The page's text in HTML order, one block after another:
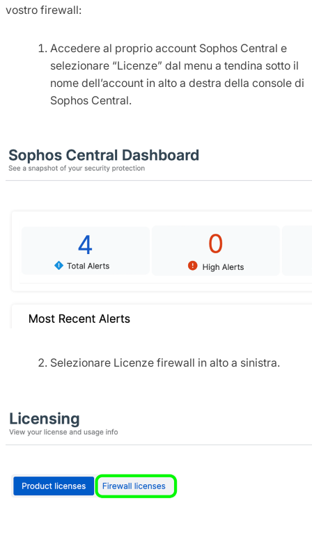
vostro firewall:
Accedere al proprio account Sophos Central e
selezionare “Licenze” dal menu a tendina sotto il
nome dell’account in alto a destra della console di
Sophos Central.
Selezionare Licenze firewall in alto a sinistra.